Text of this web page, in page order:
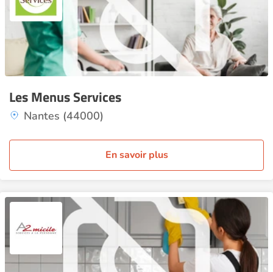
Les Menus Services
Nantes (44000)
En savoir plus